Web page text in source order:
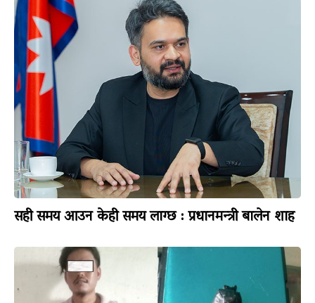
सही समय आउन केही समय लाग्छ : प्रधानमन्त्री बालेन शाह